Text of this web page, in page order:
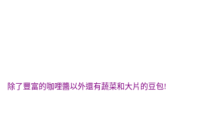
除了豐富的咖哩醬以外還有蔬菜和大片的豆包!